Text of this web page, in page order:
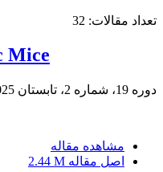
تعداد مقالات: 32
Mice
دوره 19، شماره 2، تابستان 2025، صفحه
مشاهده مقاله
اصل مقاله 2.44 M